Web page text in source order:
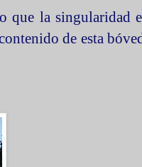
que la singularidad
de esta